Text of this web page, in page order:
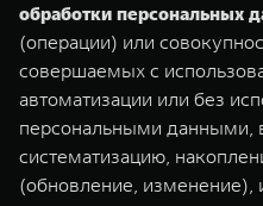
обработки персональных
(операции) или
совершаемых с
автоматизации или без
персональными данными,
систематизацию,
(обновление, изменение),